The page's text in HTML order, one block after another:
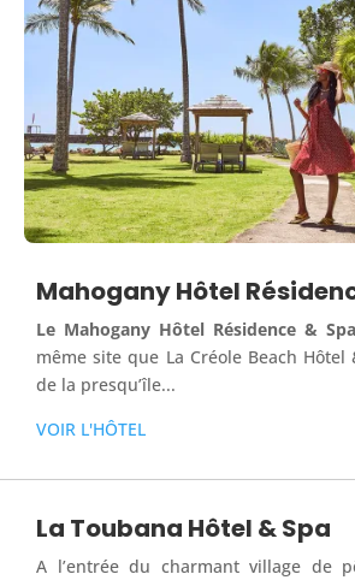
Mahogany Hôtel
Le Mahogany Hôtel Résidence & Spa
même site que La Créole Beach Hôtel
de la presqu’île...
VOIR L'HÔTEL
La Toubana Hôtel & Spa
A l’entrée du charmant village de